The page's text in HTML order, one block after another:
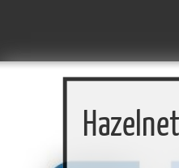
Hazelnet